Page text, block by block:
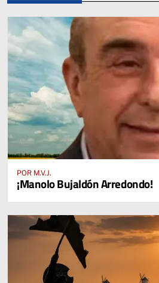
POR M.V.J.
¡Manolo Bujaldón Arredondo!